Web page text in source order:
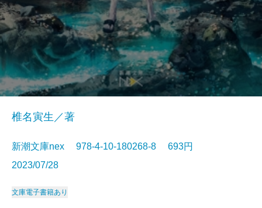
椎名寅生／著
新潮文庫nex 978-4-10-180268-8 693円
2023/07/28
文庫電子書籍あり